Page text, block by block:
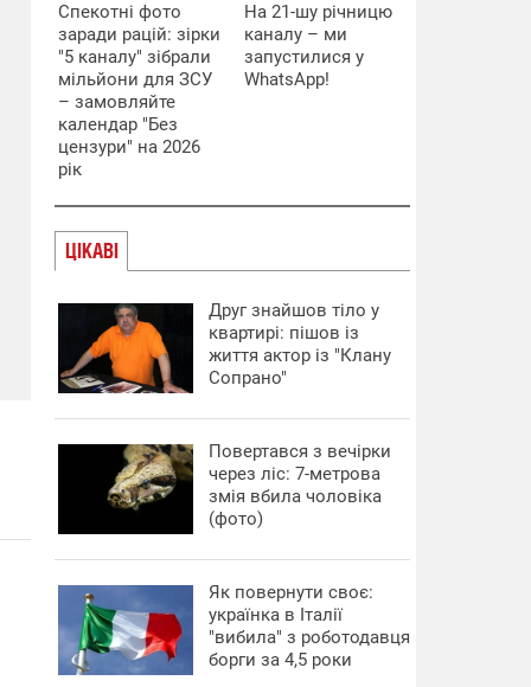
Спекотні фото
заради рацій: зірки
"5 каналу" зібрали
мільйони для ЗСУ
– замовляйте
календар "Без
цензури" на 2026
рік
На 21-шу річницю
каналу – ми
запустилися у
WhatsApp!
ЦІКАВІ
Друг знайшов тіло у
квартирі: пішов із
життя актор із "Клану
Сопрано"
Повертався з вечірки
через ліс: 7-метрова
змія вбила чоловіка
(фото)
​Як повернути своє:
українка в Італії
"вибила" з роботодавця
борги за 4,5 роки